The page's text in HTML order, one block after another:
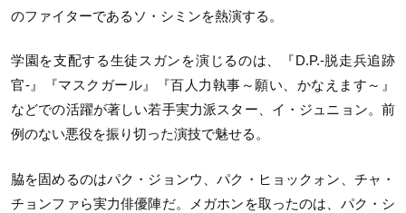
のファイターであるソ・シミンを熱演する。
学園を支配する生徒スガンを演じるのは、『D.P.-脱走兵追跡
官-』『マスクガール』『百人力執事～願い、かなえます～』
などでの活躍が著しい若手実力派スター、イ・ジュニョン。前
例のない悪役を振り切った演技で魅せる。
脇を固めるのはパク・ジョンウ、パク・ヒョックォン、チャ・
チョンファら実力俳優陣だ。メガホンを取ったのは、パク・シ